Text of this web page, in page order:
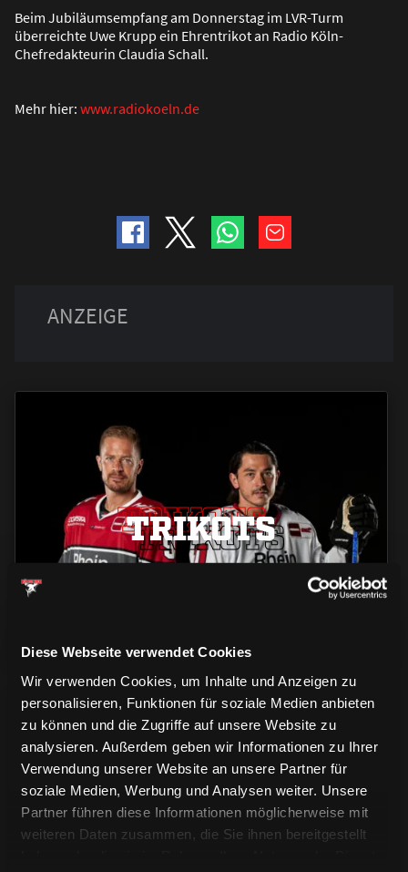
Diese Webseite verwendet Cookies
Wir verwenden Cookies, um Inhalte und Anzeigen zu
personalisieren, Funktionen für soziale Medien anbieten
zu können und die Zugriffe auf unsere Website zu
analysieren. Außerdem geben wir Informationen zu Ihrer
Verwendung unserer Website an unsere Partner für
soziale Medien, Werbung und Analysen weiter. Unsere
Partner führen diese Informationen möglicherweise mit
weiteren Daten zusammen, die Sie ihnen bereitgestellt
Beim Jubiläumsempfang am Donnerstag im LVR-Turm
überreichte Uwe Krupp ein Ehrentrikot an Radio Köln-
Chefredakteurin Claudia Schall.
Mehr hier: www.radiokoeln.de
TRIKOTS
TRIKOTS
TRIKOTS
CAPS & CO
CAPS & CO
CAPS & CO